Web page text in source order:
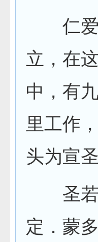
仁爱
立，在
中，有
里工作
头为宣
圣若
定．蒙